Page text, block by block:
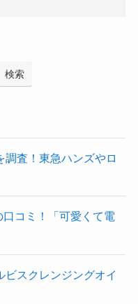
検索
調査！東急ハンズやロ
コミ！「可愛くて電
ビスクレンジングオイ